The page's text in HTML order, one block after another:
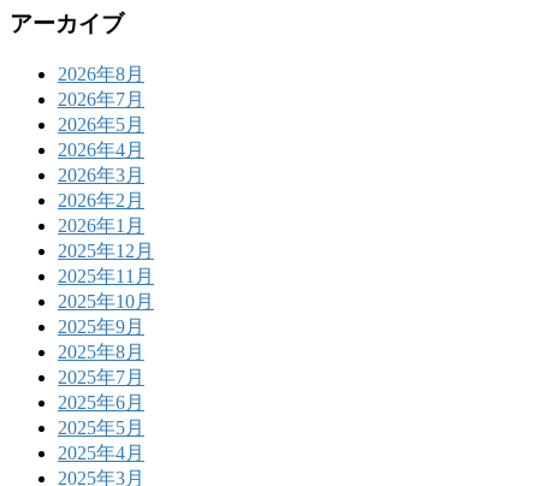
アーカイブ
2026年8月
2026年7月
2026年5月
2026年4月
2026年3月
2026年2月
2026年1月
2025年12月
2025年11月
2025年10月
2025年9月
2025年8月
2025年7月
2025年6月
2025年5月
2025年4月
2025年3月